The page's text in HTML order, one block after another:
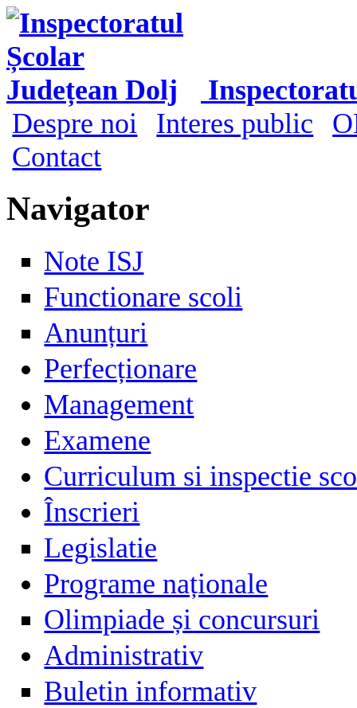
Mergi la conţinutul principal
Meniu principal
Despre noi Interes public
Contact
Navigator
Note ISJ
Functionare scoli
Anunțuri
Perfecționare
Management
Examene
Curriculum si inspectie
Înscrieri
Legislatie
Programe naționale
Olimpiade și concursuri
Administrativ
Buletin informativ